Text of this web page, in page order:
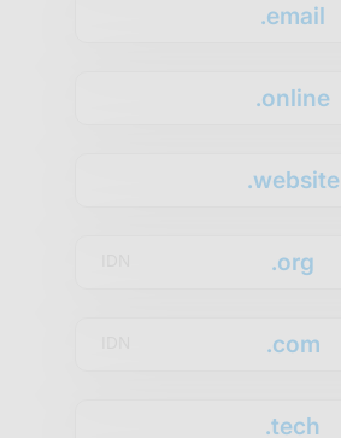
.email
.online
.website
.org
.com
.tech